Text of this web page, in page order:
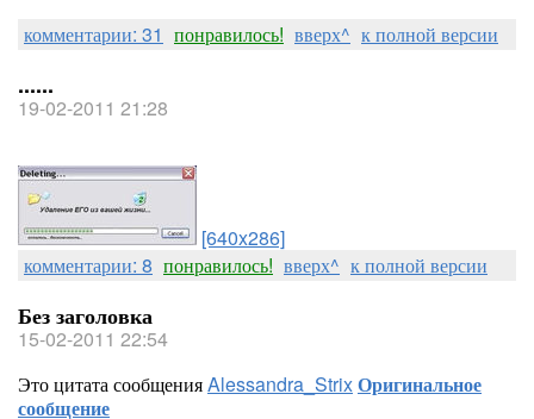
комментарии: 31 понравилось! вверх^ к полной версии
......
19-02-2011 21:28
[640x286]
комментарии: 8 понравилось! вверх^ к полной версии
Без заголовка
15-02-2011 22:54
Это цитата сообщенияAlessandra_StrixОригинальное
сообщение